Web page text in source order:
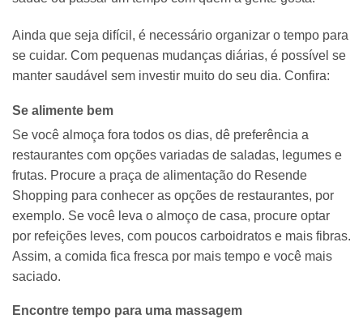
Ainda que seja difícil, é necessário organizar o tempo para
se cuidar. Com pequenas mudanças diárias, é possível se
manter saudável sem investir muito do seu dia. Confira:
Se alimente bem
Se você almoça fora todos os dias, dê preferência a
restaurantes com opções variadas de saladas, legumes e
frutas. Procure a praça de alimentação do Resende
Shopping para conhecer as opções de restaurantes, por
exemplo. Se você leva o almoço de casa, procure optar
por refeições leves, com poucos carboidratos e mais fibras.
Assim, a comida fica fresca por mais tempo e você mais
saciado.
Encontre tempo para uma massagem